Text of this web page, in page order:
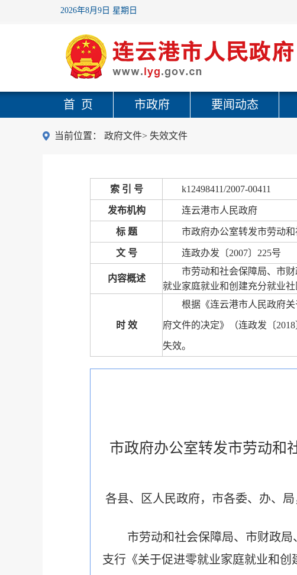
2026年8月9日 星期日
首 页 市政府 要闻动态
当前位置： 政府文件> 失效文件
索 引 号 k12498411/2007-00411
发布机构 连云港市人民政府
标 题 市政府办公室转发市劳动
文 号 连政办发〔2007〕225号
内容概述
市劳动和社会保障局、市
就业家庭就业和创建充分就业
时 效
根据《连云港市人民政府
府文件的决定》（连政发〔
失效。
市政府办公室转发市劳动和
各县、区人民政府，市各委、办、局
市劳动和社会保障局、市财政
支行《关于促进零就业家庭就业和